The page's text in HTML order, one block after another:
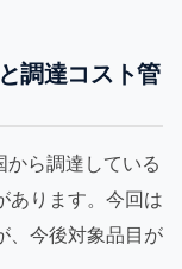
調達コスト管
から調達している
あります。今回は
、今後対象品目が